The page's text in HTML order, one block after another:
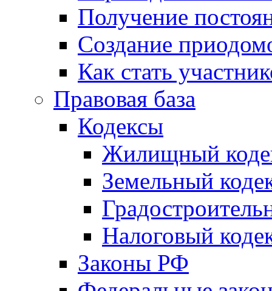
Получение
Создание
Как стать
Правовая база
Кодексы
Жилищный
Земельный
Налоговый
Законы РФ